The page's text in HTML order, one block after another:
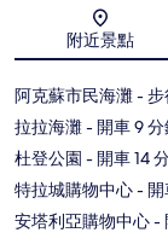
附近景點
阿克蘇市民海灘- 步
拉拉海灘- 開車 9
杜登公園 - 開車 14
特拉城購物中心- 開
安塔利亞購物中心-